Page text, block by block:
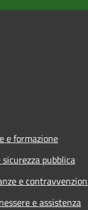
e formazione
pubblica
e
e assistenza